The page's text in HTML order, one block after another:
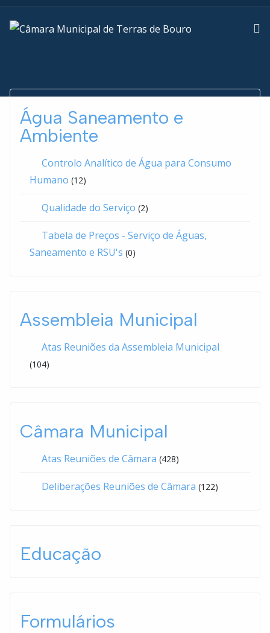
Água Saneamento e
Ambiente
Controlo Analítico de Água para Consumo
Humano (12)
Qualidade do Serviço (2)
Tabela de Preços - Serviço de Águas,
Saneamento e RSU's (0)
Assembleia Municipal
Atas Reuniões da Assembleia Municipal
(104)
Câmara Municipal
Atas Reuniões de Câmara (428)
Deliberações Reuniões de Câmara (122)
Educação
Formulários